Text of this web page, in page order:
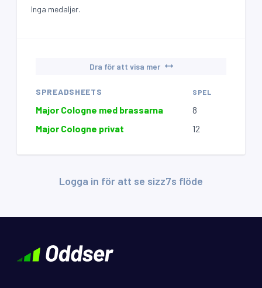
Inga medaljer.
Dra för att visa mer
SPREADSHEETS SPEL
Major Cologne med brassarna 8
Major Cologne privat
12
Logga in för att se sizz7s flöde